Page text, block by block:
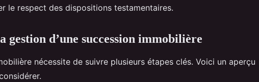
le respect des dispositions testamentaires.
gestion d’une succession immobilière
nécessite de suivre plusieurs étapes clés. Voici un aperçu